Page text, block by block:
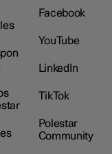
Facebook
YouTube
LinkedIn
TikTok
Polestar
Community